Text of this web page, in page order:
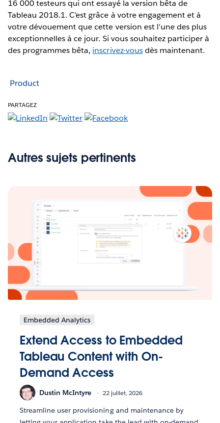
16 000 testeurs qui ont essayé la version bêta de
Tableau 2018.1. C'est grâce à votre engagement et à
votre dévouement que cette version est l'une des plus
exceptionnelles à ce jour. Si vous souhaitez participer à
des programmes bêta, inscrivez-vousdès maintenant.
Product
PARTAGEZ
Autres sujets pertinents
Embedded Analytics
Extend Access to Embedded
Tableau Content with On-
Demand Access
Dustin McIntyre 22 juillet, 2026
Streamline user provisioning and maintenance by